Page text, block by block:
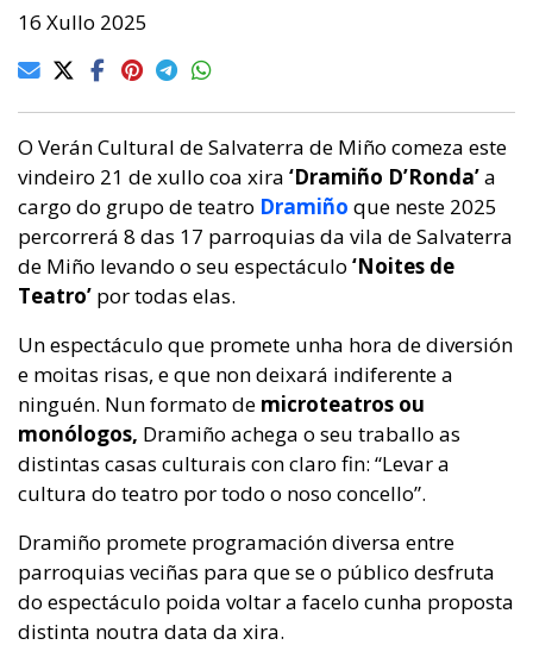
16 Xullo 2025
O Verán Cultural de Salvaterra de Miño comeza este
vindeiro 21 de xullo coa xira ‘Dramiño D’Ronda’a
cargo do grupo de teatro Dramiño que neste 2025
percorrerá 8 das 17 parroquias da vila de Salvaterra
de Miño levando o seu espectáculo ‘Noites de
Teatro’ por todas elas.
Un espectáculo que promete unha hora de diversión
e moitas risas, e que non deixará indiferente a
ninguén. Nun formato de microteatros ou
monólogos, Dramiño achega o seu traballo as
distintas casas culturais con claro fin: “Levar a
cultura do teatro por todo o noso concello”.
Dramiño promete programación diversa entre
parroquias veciñas para que se o público desfruta
do espectáculo poida voltar a facelo cunha proposta
distinta noutra data da xira.